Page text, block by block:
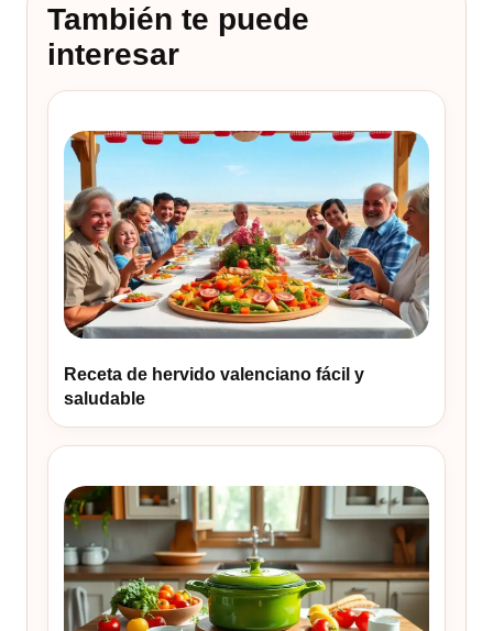
También te puede
interesar
Receta de hervido valenciano fácil y
saludable